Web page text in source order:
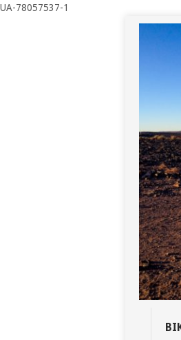
UA-78057537-1